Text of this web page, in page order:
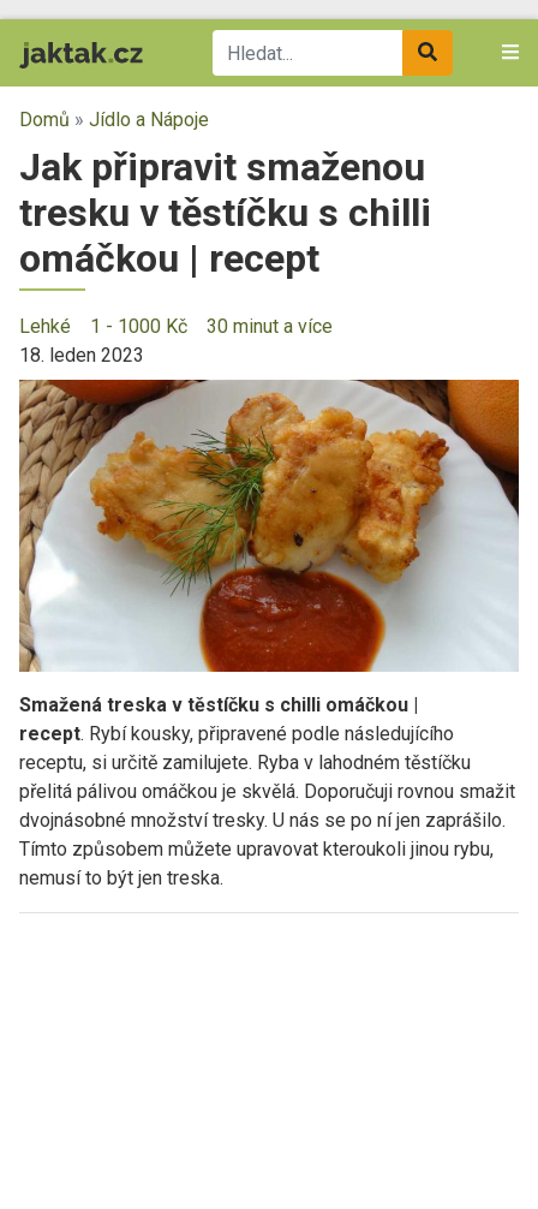
Domů » Jídlo a Nápoje
Jak připravit smaženou
tresku v těstíčku s chilli
omáčkou | recept
Lehké 1 - 1000 Kč
30 minut a více
18. leden 2023
Smažená treska v těstíčku s chilli omáčkou |
recept. Rybí kousky, připravené podle následujícího
receptu, si určitě zamilujete. Ryba v lahodném těstíčku
přelitá pálivou omáčkou je skvělá. Doporučuji rovnou smažit
dvojnásobné množství tresky. U nás se po ní jen zaprášilo.
Tímto způsobem můžete upravovat kteroukoli jinou rybu,
nemusí to být jen treska.